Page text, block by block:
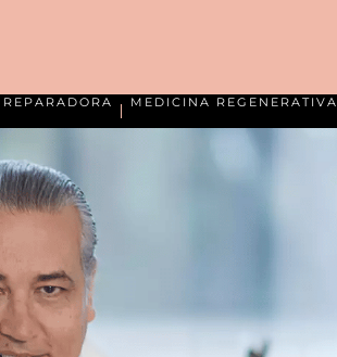
MEDICINA REGENERATIVA